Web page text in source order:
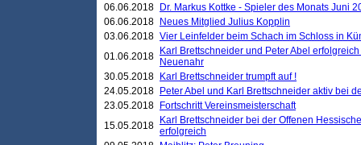
06.06.2018
Dr. Markus Kottke - Spieler des Monats Juni
06.06.2018
Neues Mitglied Julius Kopplin
03.06.2018 Vier Leinfelder beim Schach im Schloss in
01.06.2018
Karl Brettschneider und Peter Abel
Neuenahr
30.05.2018
Karl Brettschneider trumpft auf !
24.05.2018
Peter Abel und Karl Brettschneider aktiv bei
23.05.2018
Fortschritt Vereinsmeisterschaft
15.05.2018
Karl Brettschneider bei der Offenen
erfolgreich